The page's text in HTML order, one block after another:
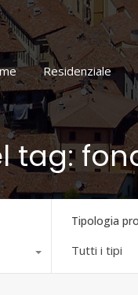
Residenziale
tag:
Tipologia
Tutti i tipi